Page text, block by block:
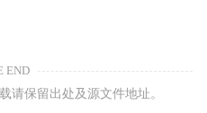
END
请保留出处及源文件地址。